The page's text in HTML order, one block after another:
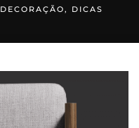
DECORAÇÃO , DICAS